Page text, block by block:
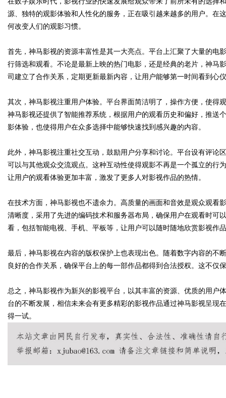
Bo
ar
d
源、独特的观影体验和人性化的服务，正在吸引越来越多的用户。在
何改变人们的观影习惯。
首先，神马影视的资源丰富性是其一大亮点。平台上汇聚了大量的电
行筛选和观看。不论是最新上映的热门电影，还是经典的老片，神马
司建立了合作关系，定期更新最新内容，让用户能够第一时间看到心
其次，神马影视注重用户体验。平台界面简洁明了，操作方便，使得
神马影视还提供了智能推荐系统，根据用户的观看历史和偏好，推送
影体验，也使得用户在众多选择中能够快速找到感兴趣的内容。
此外，神马影视注重社交互动，鼓励用户分享和讨论。平台设有评论
可以与其他观众交流观点。这种互动性使得观影不再是一个孤立的行
让用户的观看体验更加丰富，激发了更多人对影视作品的热情。
在技术方面，神马影视也不遗余力。高质量的画面和音效是观众观看
清晰度，采用了先进的编码技术和服务器布局，确保用户在观看时可
看，包括智能电视、手机、平板等，让用户可以随时随地欣赏影视作
最后，神马影视在内容的版权保护上也表现出色。随着数字内容的不
良好的合作关系，确保平台上的每一部作品都得到合法授权。这不仅
总之，神马影视作为新兴的影视平台，以其丰富的资源、优质的用户
台的不断发展，相信未来会有更多精彩的影视作品通过神马影视呈现
得一试。